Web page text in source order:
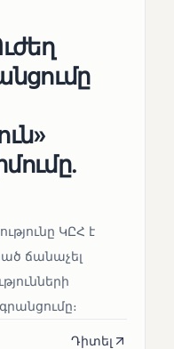
ԿԸՀ է
ճանաչել
Դիտել